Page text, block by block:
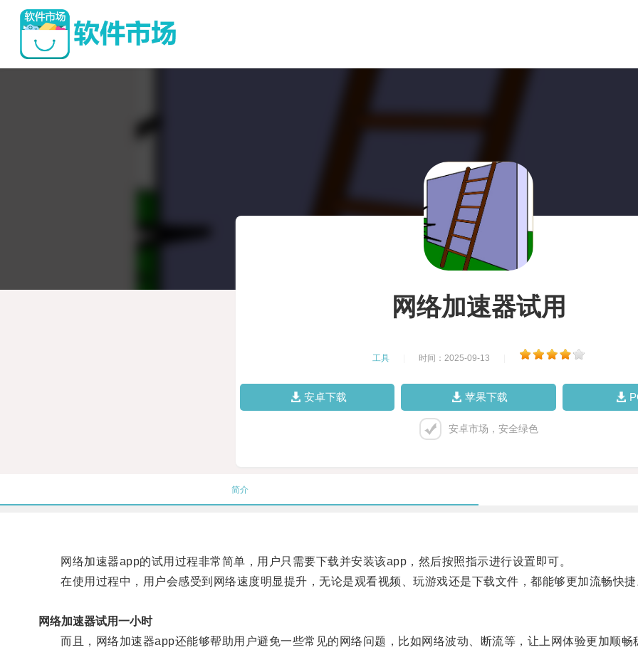
网络加速器试用
工具 时间：2025-09-13
安卓下载 苹果下载
安卓市场，安全绿色
简介
网络加速器app的试用过程非常简单，用户只需要下载并安装该app，然后按照指示进行设置即可。
在使用过程中，用户会感受到网络速度明显提升，无论是观看视频、玩游戏还是下载文件，都能够更加流畅快捷
网络加速器试用一小时
而且，网络加速器app还能够帮助用户避免一些常见的网络问题，比如网络波动、断流等，让上网体验更加顺畅